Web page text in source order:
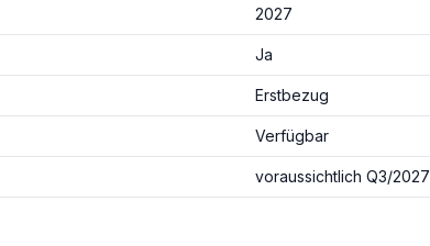
2027
Ja
Erstbezug
Verfügbar
voraussichtlich Q3/2027